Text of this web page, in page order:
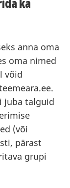
anna oma
oma nimed
võid
juba talguid
(või
pärast
grupi